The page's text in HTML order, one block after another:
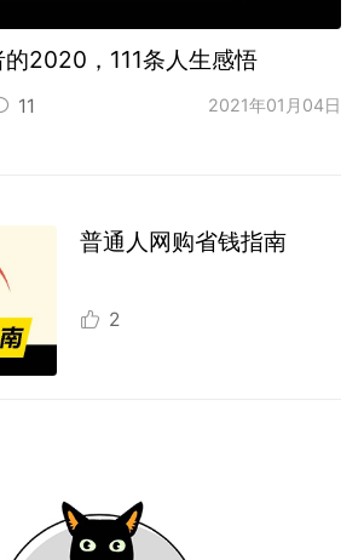
2020，111条人生感悟
11 2021年01月04日
普通人网购省钱指南
2